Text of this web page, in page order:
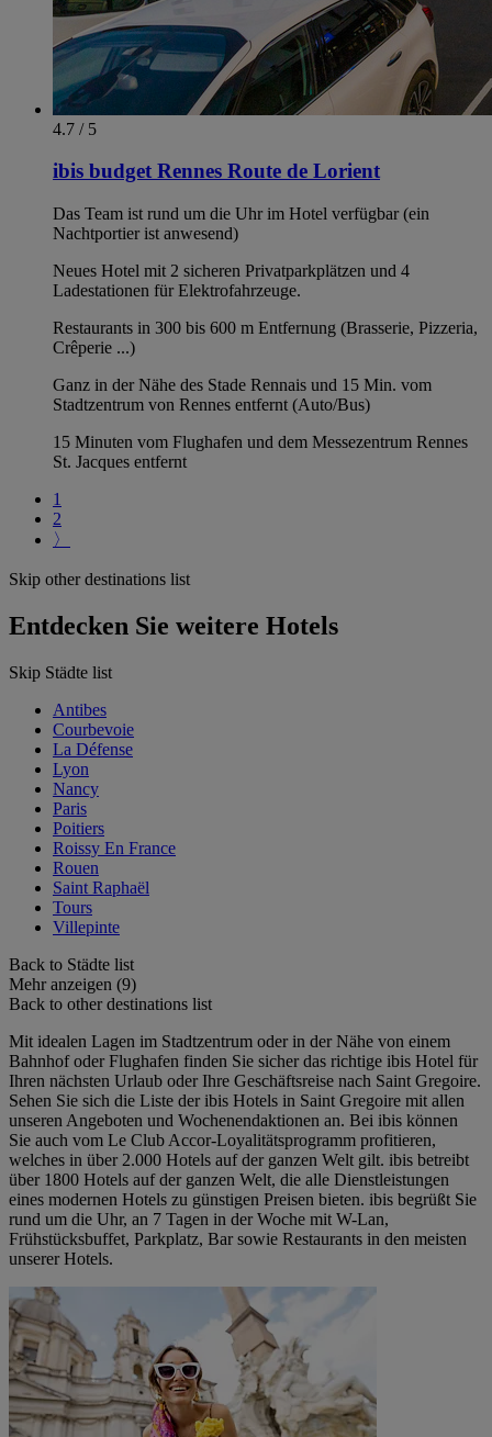
4.7 / 5
ibis budget Rennes Route de Lorient
Das Team ist rund um die Uhr im Hotel verfügbar (ein
Nachtportier ist anwesend)
Neues Hotel mit 2 sicheren Privatparkplätzen und 4
Ladestationen für Elektrofahrzeuge.
Restaurants in 300 bis 600 m Entfernung (Brasserie, Pizzeria,
Crêperie ...)
Ganz in der Nähe des Stade Rennais und 15 Min. vom
Stadtzentrum von Rennes entfernt (Auto/Bus)
15 Minuten vom Flughafen und dem Messezentrum Rennes
St. Jacques entfernt
1
2
〉
Skip other destinations list
Entdecken Sie weitere Hotels
Skip Städte list
Antibes
Courbevoie
La Défense
Lyon
Nancy
Paris
Poitiers
Roissy En France
Rouen
Saint Raphaël
Tours
Villepinte
Back to Städte list
Mehr anzeigen (9)
Back to other destinations list
Mit idealen Lagen im Stadtzentrum oder in der Nähe von einem
Bahnhof oder Flughafen finden Sie sicher das richtige ibis Hotel für
Ihren nächsten Urlaub oder Ihre Geschäftsreise nach Saint Gregoire.
Sehen Sie sich die Liste der ibis Hotels in Saint Gregoire mit allen
unseren Angeboten und Wochenendaktionen an. Bei ibis können
Sie auch vom Le Club Accor-Loyalitätsprogramm profitieren,
welches in über 2.000 Hotels auf der ganzen Welt gilt. ibis betreibt
über 1800 Hotels auf der ganzen Welt, die alle Dienstleistungen
eines modernen Hotels zu günstigen Preisen bieten. ibis begrüßt Sie
rund um die Uhr, an 7 Tagen in der Woche mit W-Lan,
Frühstücksbuffet, Parkplatz, Bar sowie Restaurants in den meisten
unserer Hotels.